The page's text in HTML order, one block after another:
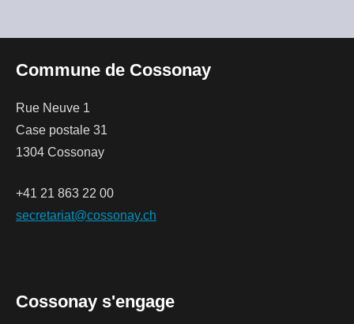
Commune de Cossonay
Rue Neuve 1
Case postale 31
1304 Cossonay
+41 21 863 22 00
secretariat@cossonay.ch
Cossonay s'engage